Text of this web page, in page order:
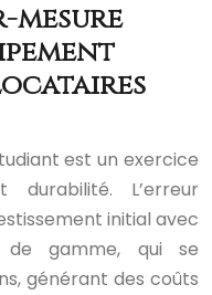
mesure
est un exercice
L’erreur
initial avec
de gamme, qui se
générant des coûts